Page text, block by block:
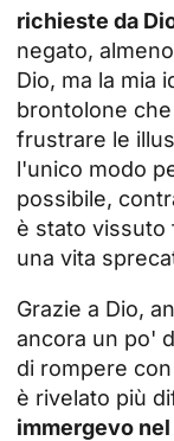
richieste da
negato,
Dio, ma la mia
brontolone
frustrare le
l'unico modo
possibile,
è stato vissuto
una vita
Grazie a Dio,
ancora un po'
di rompere
è rivelato più
immergevo